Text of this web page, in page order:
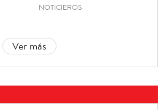
NOTICIEROS
Ver más